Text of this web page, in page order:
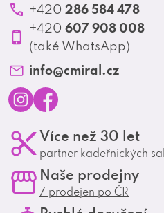
Ochrana osobních údajů
Produktové katalogy
Profesionální spolupráce
Matrix Club
+420 286 584 478
+420 607 908 008
(také WhatsApp)
info@cmiral.cz
n
s
a
e
Více než 30 let
partner kadeřnických
Naše prodejny
7 prodejen po ČR